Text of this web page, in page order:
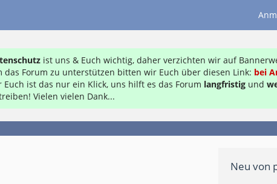
ist uns & Euch wichtig, daher verzichten wir auf
das Forum zu unterstützen bitten wir Euch über diesen Link: bei
Euch ist das nur ein Klick, uns hilft es das Forum langfristig und
Vielen vielen Dank...
Neu von